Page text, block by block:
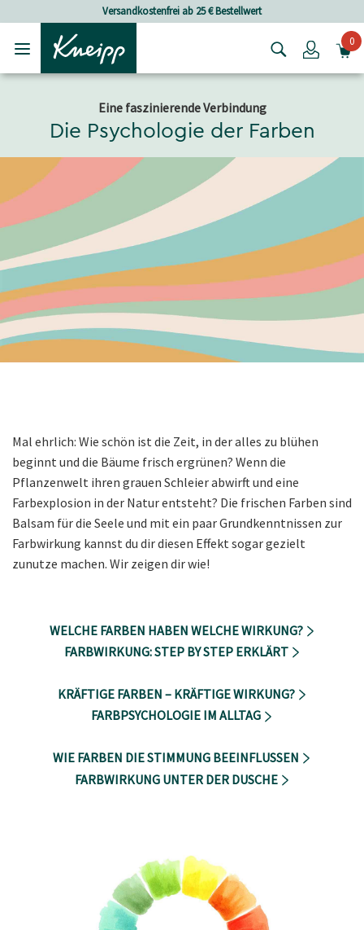
Skip to main content
Skip to footer contentVersandkostenfrei ab 25 € Bestellwert
Login0
Eine faszinierende Verbindung
Die Psychologie der Farben
Mal ehrlich: Wie schön ist die Zeit, in der alles zu blühen
beginnt und die Bäume frisch ergrünen? Wenn die
Pflanzenwelt ihren grauen Schleier abwirft und eine
Farbexplosion in der Natur entsteht? Die frischen Farben sind
Balsam für die Seele und mit ein paar Grundkenntnissen zur
Farbwirkung kannst du dir diesen Effekt sogar gezielt
zunutze machen. Wir zeigen dir wie!
WELCHE FARBEN HABEN WELCHE WIRKUNG?
FARBWIRKUNG: STEP BY STEP ERKLÄRT
KRÄFTIGE FARBEN – KRÄFTIGE WIRKUNG?
FARBPSYCHOLOGIE IM ALLTAG
WIE FARBEN DIE STIMMUNG BEEINFLUSSEN
FARBWIRKUNG UNTER DER DUSCHE